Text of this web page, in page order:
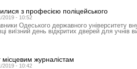
з професією поліцейського
2019 - 10:52
Одеського державного університету
виїзний день відкритих дверей для учнів
місцевим журналістам
2019 - 10:42